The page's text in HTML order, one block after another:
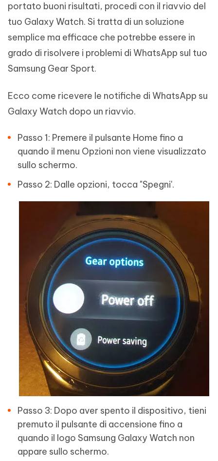
portato buoni risultati, procedi con il riavvio del
tuo Galaxy Watch. Si tratta di un soluzione
semplice ma efficace che potrebbe essere in
grado di risolvere i problemi di WhatsApp sul tuo
Samsung Gear Sport.
Ecco come ricevere le notifiche di WhatsApp su
Galaxy Watch dopo un riavvio.
Passo 1: Premere il pulsante Home fino a
quando il menu Opzioni non viene visualizzato
sullo schermo.
Passo 2: Dalle opzioni, tocca "Spegni'.
Passo 3: Dopo aver spento il dispositivo, tieni
premuto il pulsante di accensione fino a
quando il logo Samsung Galaxy Watch non
appare sullo schermo.